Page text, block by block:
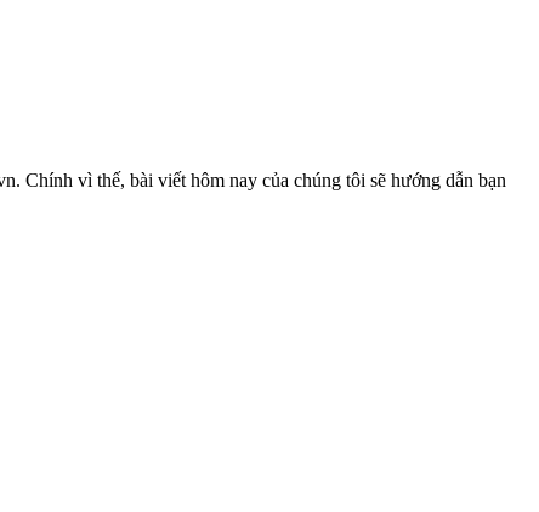
Chính vì thế, bài viết hôm nay của chúng tôi sẽ hướng dẫn bạn